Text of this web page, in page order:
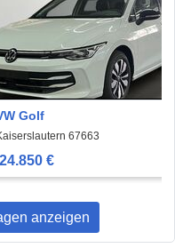
Golf
67663
24.850 €
anzeigen